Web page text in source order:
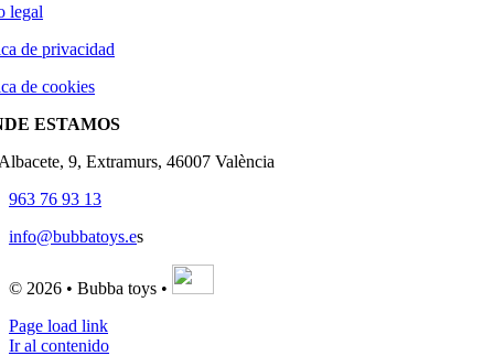
legal
de privacidad
de cookies
ESTAMOS
9, Extramurs, 46007 València
963 76 93 13
info@bubbatoys.es
© 2026 • Bubba toys •
Page load link
Ir al contenido